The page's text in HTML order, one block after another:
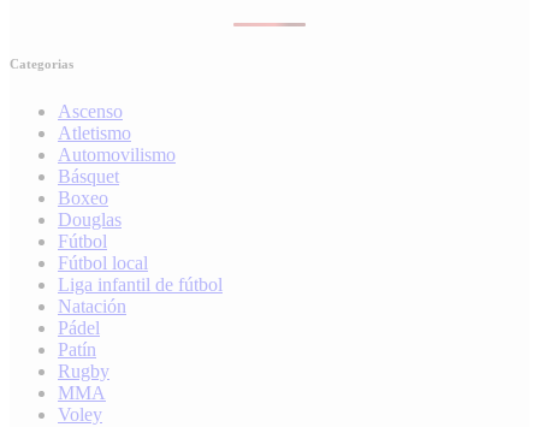
Categorias
Ascenso
Atletismo
Automovilismo
Básquet
Boxeo
Douglas
Fútbol
Fútbol local
Liga infantil de fútbol
Natación
Pádel
Patín
Rugby
MMA
Voley